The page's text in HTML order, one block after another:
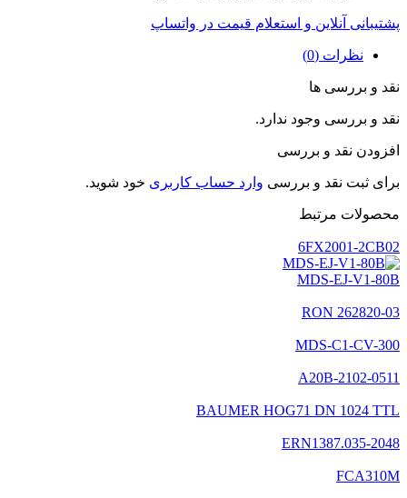
پشتیبانی آنلاین و استعلام قیمت در واتساپ
نظرات (0)
نقد و بررسی ها
نقد و بررسی وجود ندارد.
افزودن نقد و بررسی
برای ثبت نقد و بررسی وارد حساب کاربری خود شوید.
محصولات مرتبط
6FX2001-2CB02
MDS-EJ-V1-80B
262820-03 RON
MDS-C1-CV-300
A20B-2102-0511
BAUMER HOG71 DN 1024 TTL
ERN1387.035-2048
FCA310M